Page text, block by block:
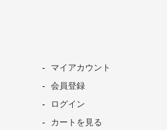
マイアカウント
会員登録
ログイン
カートを見る